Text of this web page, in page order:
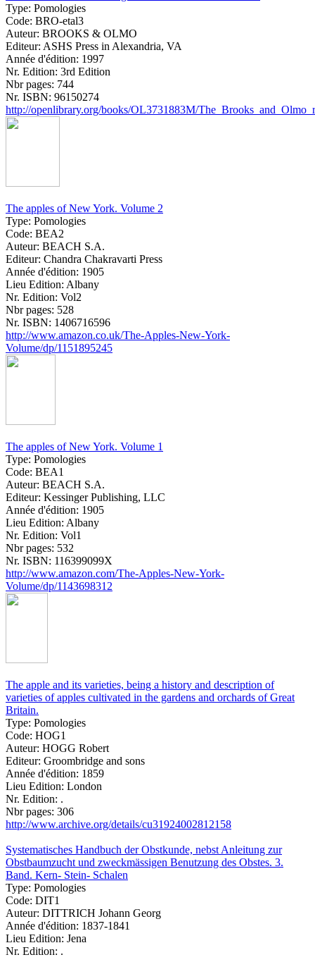
Type: Pomologies
Code: BRO-etal3
Auteur: BROOKS & OLMO
Editeur: ASHS Press in Alexandria, VA
Année d'édition: 1997
Nr. Edition: 3rd Edition
Nbr pages: 744
Nr. ISBN: 96150274
http://openlibrary.org/books/OL3731883M/
The apples of New York. Volume 2
Type: Pomologies
Code: BEA2
Auteur: BEACH S.A.
Editeur: Chandra Chakravarti Press
Année d'édition: 1905
Lieu Edition: Albany
Nr. Edition: Vol2
Nbr pages: 528
Nr. ISBN: 1406716596
http://www.amazon.co.uk/The-Apples-New-York-
Volume/dp/1151895245
The apples of New York. Volume 1
Type: Pomologies
Code: BEA1
Auteur: BEACH S.A.
Editeur: Kessinger Publishing, LLC
Année d'édition: 1905
Lieu Edition: Albany
Nr. Edition: Vol1
Nbr pages: 532
Nr. ISBN: 116399099X
http://www.amazon.com/The-Apples-New-York-
Volume/dp/1143698312
The apple and its varieties, being a history and description of
varieties of apples cultivated in the gardens and orchards of Great
Britain.
Type: Pomologies
Code: HOG1
Auteur: HOGG Robert
Editeur: Groombridge and sons
Année d'édition: 1859
Lieu Edition: London
Nr. Edition: .
Nbr pages: 306
http://www.archive.org/details/cu31924002812158
Systematisches Handbuch der Obstkunde, nebst Anleitung zur
Obstbaumzucht und zweckmässigen Benutzung des Obstes. 3.
Band. Kern- Stein- Schalen
Type: Pomologies
Code: DIT1
Auteur: DITTRICH Johann Georg
Année d'édition: 1837-1841
Lieu Edition: Jena
Nr. Edition: .